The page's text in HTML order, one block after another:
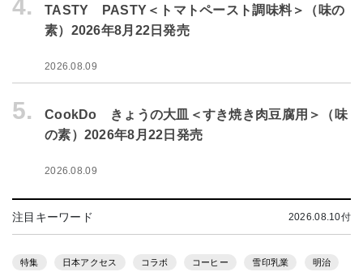
4.
TASTY PASTY＜トマトペースト調味料＞（味の
素）2026年8月22日発売
2026.08.09
5.
CookDo きょうの大皿＜すき焼き肉豆腐用＞（味
の素）2026年8月22日発売
2026.08.09
注目キーワード 2026.08.10付
特集 日本アクセス コラボ コーヒー 雪印乳業 明治